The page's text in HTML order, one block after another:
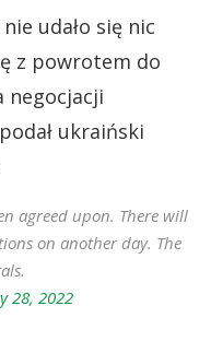
udało się nic
z powrotem do
negocjacji
ukraiński
agreed upon. There will
on another day. The
28, 2022